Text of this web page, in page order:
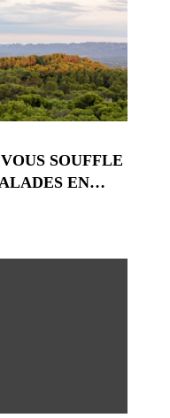
SOUFFLE
EN